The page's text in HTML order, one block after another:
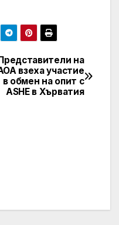
на
взеха участие
в обмен на опит с
ASHE в Хърватия